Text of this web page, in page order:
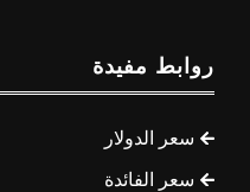
روابط مفيدة
سعر الدولار
سعر الفائدة